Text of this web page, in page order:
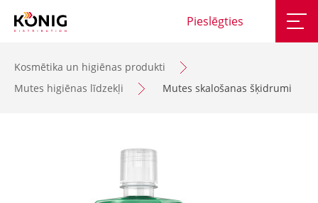
Pieslēgties
Kosmētika un higiēnas produkti
Mutes higiēnas līdzekļi
Mutes skalošanas šķidrumi